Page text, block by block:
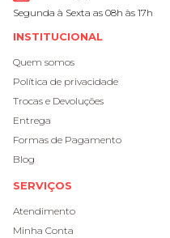
Segunda à Sexta as 08h às 17h
INSTITUCIONAL
Quem somos
Política de privacidade
Trocas e Devoluções
Entrega
Formas de Pagamento
Blog
SERVIÇOS
Atendimento
Minha Conta